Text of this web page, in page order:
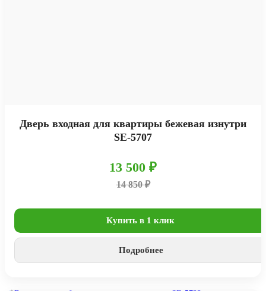
Дверь входная для квартиры бежевая изнутри
SE-5707
13 500 ₽
14 850 ₽
Купить в 1 клик
Подробнее